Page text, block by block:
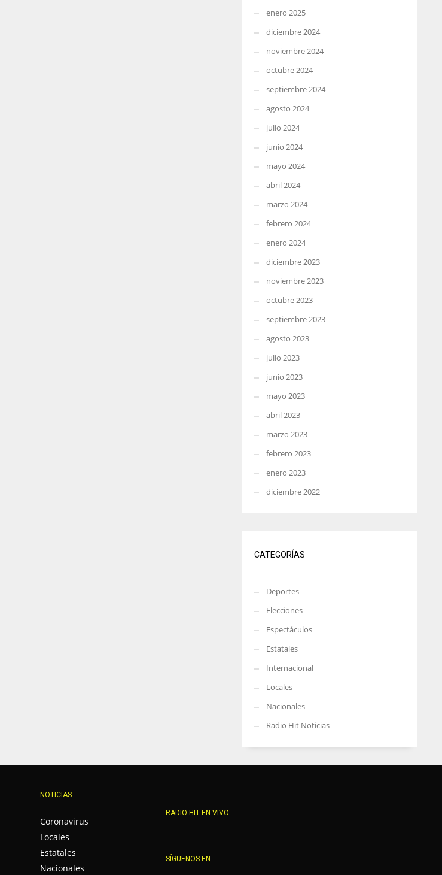
enero 2025
diciembre 2024
noviembre 2024
octubre 2024
septiembre 2024
agosto 2024
julio 2024
junio 2024
mayo 2024
abril 2024
marzo 2024
febrero 2024
enero 2024
diciembre 2023
noviembre 2023
octubre 2023
septiembre 2023
agosto 2023
julio 2023
junio 2023
mayo 2023
abril 2023
marzo 2023
febrero 2023
enero 2023
diciembre 2022
CATEGORÍAS
Deportes
Elecciones
Espectáculos
Estatales
Internacional
Locales
Nacionales
Radio Hit Noticias
NOTICIAS
Coronavirus
Locales
Estatales
Nacionales
RADIO HIT EN VIVO
SÍGUENOS EN